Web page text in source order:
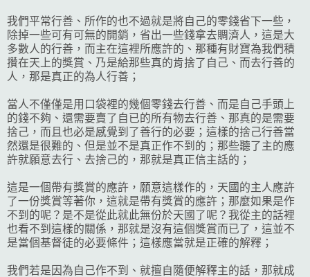
我們平常行善、所作的也不過就是將自己的零錢省下一些，
除掉一些可有可無的開銷，省出一些錢拿去賙濟人，這是大
多數人的行善，而主在這裡所應許的、那種有財寶為我們積
攢在天上的獎賞、乃是給那些真的肯捨了自己、而去行善的
人，那是真正的為人行善；
當人不僅僅是用口袋裡的幾個零錢去行善、而是自己手頭上
的錢不夠、還需要賣了自已的所有物去行善、那真的是需要
捨己，而且也必是感覺到了善行的必要；這樣的捨己行善當
然還是很難的、但是並不是真正作不到的；那些聽了主的應
許就願意去行、去捨己的，那就是真正信主話的；
這是一個帶有獎賞的應許，願意這樣作的，天國的主人應許
了一份獎賞等著你，這就是帶有獎賞的應許；那麼如果是作
不到的呢？是不是從此就此無份於天國了呢？我從主的話裡
也看不到這樣的關係，那就是沒有這個獎賞而已了，這並不
是當個基督徒的必要條件；這樣應當就是正確的解釋；
我們若是因為自己作不到、就擅自隨便解釋主的話，那就成